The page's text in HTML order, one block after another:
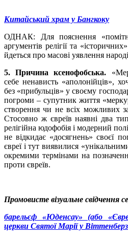
Китайський храм у Бангкоку
ОДНАК: Для пояснення
аргументів релігії та
йдеться про масові уявлення
5. Причина ксенофобська.
себе ненависть «аполонійців»,
без «прибульців» у своєму
погроми – супутник життя
створення чи не всіх можливих
Стосовно ж євреїв наявні два
релігійна юдофобія і модерний
не відкидає «досягнень» своєї
євреї і тут виявилися
окремими термінами на
проти євреїв.
Промовисте візуальне свідчення
барельєф «Юденсау» (або
церкви Святої Марії у